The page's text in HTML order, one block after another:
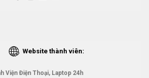
Website thành viên:
Viện Điện Thoại, Laptop 24h